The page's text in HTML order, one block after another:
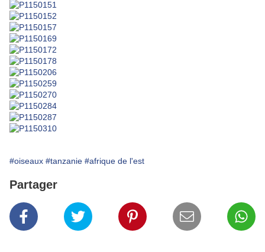
#oiseaux #tanzanie #afrique de l'est
Partager